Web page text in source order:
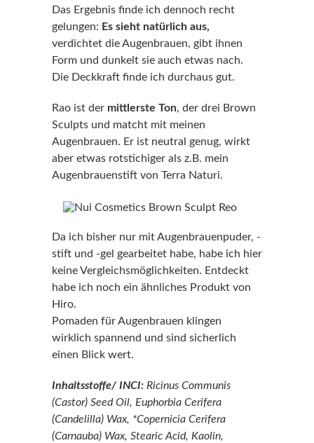
Das Ergebnis finde ich dennoch recht
gelungen: Es sieht natürlich aus,
verdichtet die Augenbrauen, gibt ihnen
Form und dunkelt sie auch etwas nach.
Die Deckkraft finde ich durchaus gut.
Rao ist der mittlerste Ton, der drei Brown
Sculpts und matcht mit meinen
Augenbrauen. Er ist neutral genug, wirkt
aber etwas rotstichiger als z.B. mein
Augenbrauenstift von Terra Naturi.
Da ich bisher nur mit Augenbrauenpuder, -
stift und -gel gearbeitet habe, habe ich hier
keine Vergleichsmöglichkeiten. Entdeckt
habe ich noch ein ähnliches Produkt von
Hiro.
Pomaden für Augenbrauen klingen
wirklich spannend und sind sicherlich
einen Blick wert.
Inhaltsstoffe/ INCI: Ricinus Communis
(Castor) Seed Oil, Euphorbia Cerifera
(Candelilla) Wax, *Copernicia Cerifera
(Carnauba) Wax, Stearic Acid, Kaolin,